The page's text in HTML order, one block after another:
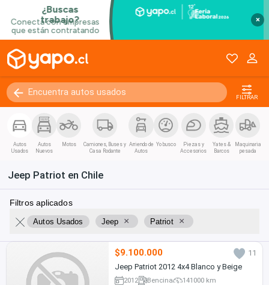
×
FILTRAR
Autos
Usados
Autos
Nuevos
Motos
Camiones, Buses y
Casa Rodante
Arriendo de
Autos
Yo busco
Piezas y
Accesorios
Yates &
Barcos
Maquinaria
pesada
Jeep Patriot en Chile
Filtros aplicados
Autos Usados Jeep × Patriot ×
$9.100.000
11
Jeep Patriot 2012 4x4 Blanco y Beige
2012 Bencina 141000 km